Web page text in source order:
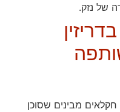
של נזק.
מבינים שסוכן